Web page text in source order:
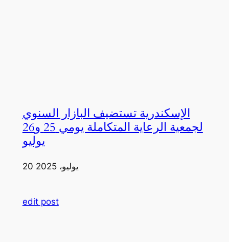
الإسكندرية تستضيف البازار السنوي
لجمعية الرعاية المتكاملة يومي 25 و26
يوليو
20 يوليو، 2025
edit post